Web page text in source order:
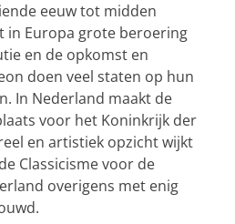
eeuw tot midden
in Europa grote beroering
en de opkomst en
doen veel staten op hun
In Nederland maakt de
voor het Koninkrijk der
en artistiek opzicht wijkt
Classicisme voor de
overigens met enig